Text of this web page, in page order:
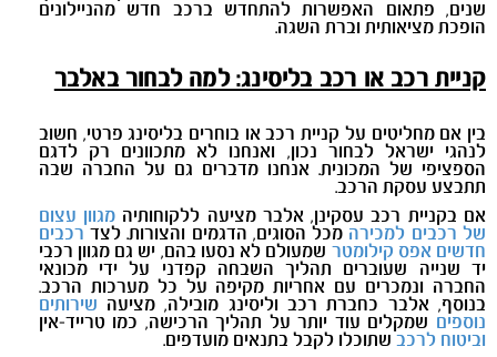
שנים, פתאום האפשרות להתחדש ברכב חדש מהניילונים
הופכת מציאותית וברת השגה.
קניית רכב או רכב בליסינג: למה לבחור באלבר
בין אם מחליטים על קניית רכב או בוחרים בליסינג פרטי, חשוב
לנהגי ישראל לבחור נכון, ואנחנו לא מתכוונים רק לדגם
הספציפי של המכונית. אנחנו מדברים גם על החברה שבה
תתבצע עסקת הרכב.
אם בקניית רכב עסקינן, אלבר מציעה ללקוחותיה מגוון עצום
של רכבים למכירה מכל הסוגים, הדגמים והצורות. לצדרכבים
חדשים אפס קילומטר שמעולם לא נסעו בהם, יש גם מגוון רכבי
יד שנייה שעוברים תהליך השבחה קפדני על ידי מכונאי
החברה ונמכרים עם אחריות מקיפה על כל מערכות הרכב.
בנוסף, אלבר כחברת רכב וליסינג מובילה, מציעה שירותים
נוספים שמקלים עוד יותר על תהליך הרכישה, כמו טרייד-אין
וביטוח לרכב שתוכלו לקבל בתנאים מועדפים.